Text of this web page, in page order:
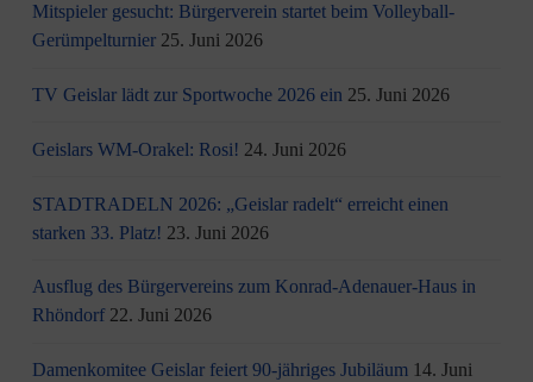
Mitspieler gesucht: Bürgerverein startet beim Volleyball-
Gerümpelturnier 25. Juni 2026
TV Geislar lädt zur Sportwoche 2026 ein 25. Juni 2026
Geislars WM-Orakel: Rosi! 24. Juni 2026
STADTRADELN 2026: „Geislar radelt“ erreicht einen
starken 33. Platz! 23. Juni 2026
Ausflug des Bürgervereins zum Konrad-Adenauer-Haus in
Rhöndorf 22. Juni 2026
Damenkomitee Geislar feiert 90-jähriges Jubiläum 14. Juni